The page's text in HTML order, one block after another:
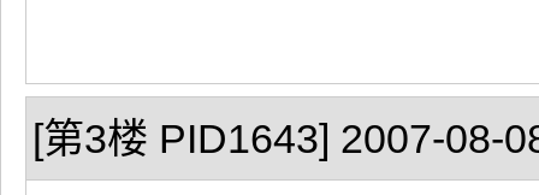
[第3楼 PID1643] 2007-08-